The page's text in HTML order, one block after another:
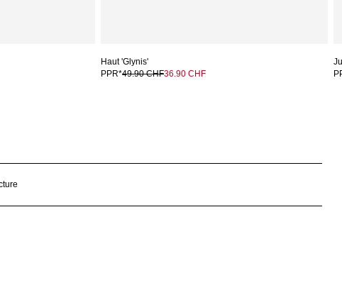
Haut 'Glynis'
PPR*49.90 CHF36.90 CHF